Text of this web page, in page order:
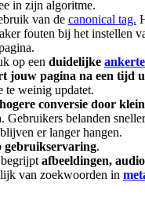
in zijn algoritme.
van de canonical tag.
fouten bij het instellen
op een duidelijke
jouw pagina na een tijd
te weinig updatet.
conversie door
. Gebruikers belanden
er langer hangen.
gebruikservaring.
afbeeldingen,
van zoekwoorden in